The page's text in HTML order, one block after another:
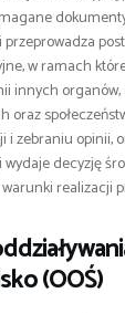
w ramach
innych
oraz
i zebraniu opinii,
decyzję
realizacji
(OOŚ)